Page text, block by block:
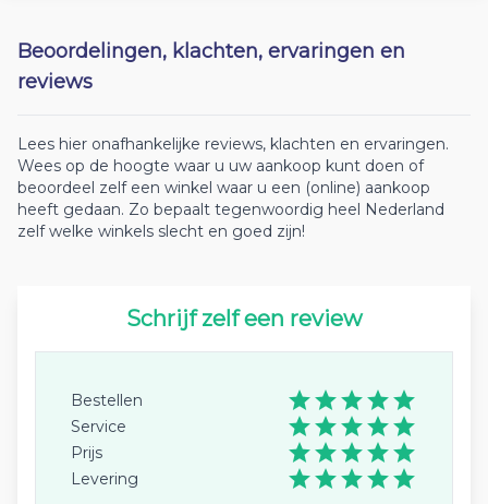
Beoordelingen, klachten, ervaringen en
reviews
Lees hier onafhankelijke reviews, klachten en ervaringen.
Wees op de hoogte waar u uw aankoop kunt doen of
beoordeel zelf een winkel waar u een (online) aankoop
heeft gedaan. Zo bepaalt tegenwoordig heel Nederland
zelf welke winkels slecht en goed zijn!
Schrijf zelf een review
Bestellen
Service
Prijs
Levering